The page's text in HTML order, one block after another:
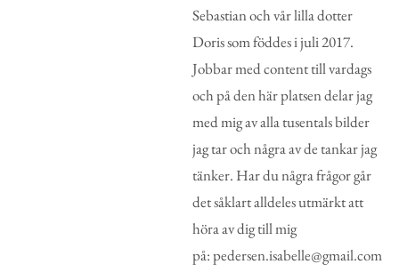
Sebastian och vår lilla dotter
Doris som föddes i juli 2017.
Jobbar med content till vardags
och på den här platsen delar jag
med mig av alla tusentals bilder
jag tar och några av de tankar jag
tänker. Har du några frågor går
det såklart alldeles utmärkt att
höra av dig till mig
på: pedersen.isabelle@gmail.com